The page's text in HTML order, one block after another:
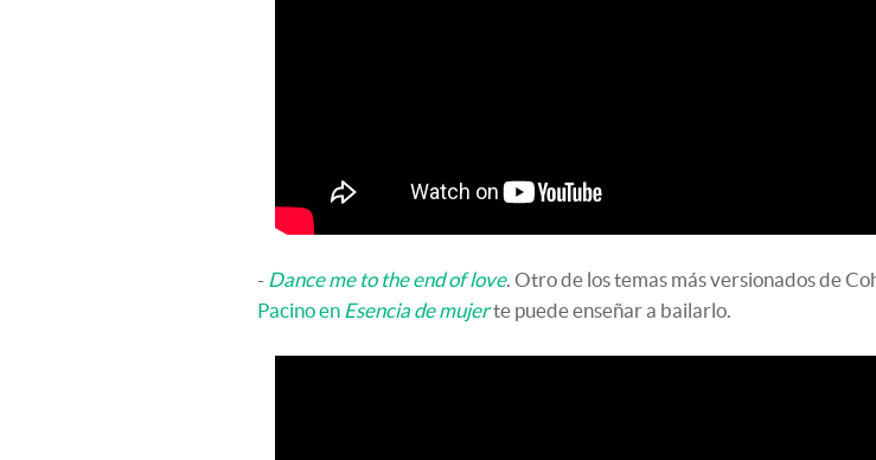
- Dance me to the end of love. Otro de los temas más versionados de
Pacino en Esencia de mujerte puede enseñar a bailarlo.